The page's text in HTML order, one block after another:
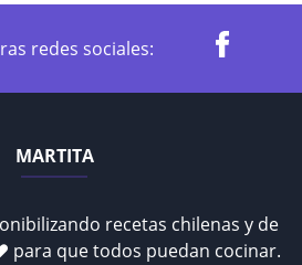
redes sociales:
MARTITA
recetas chilenas y de
que todos puedan cocinar.